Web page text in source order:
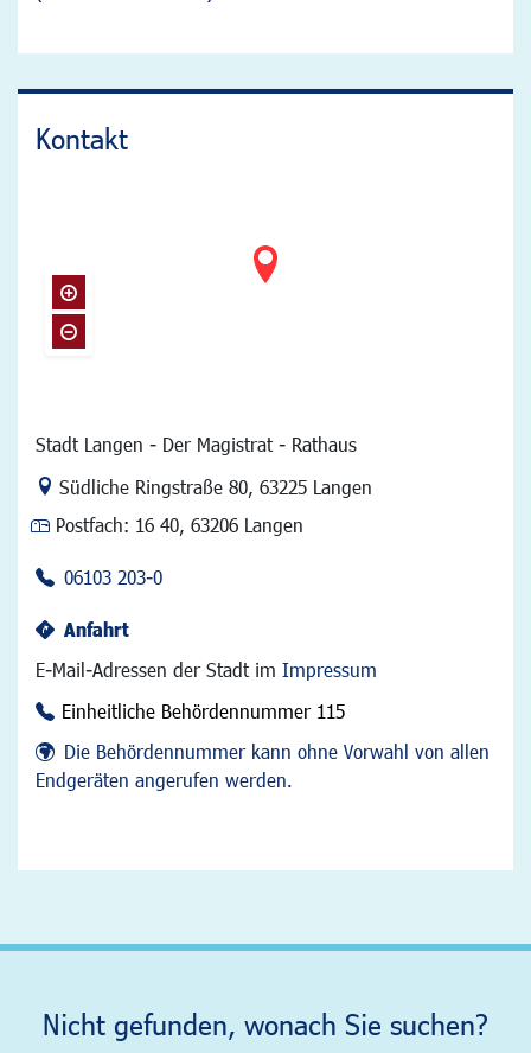
Kontakt
Stadt Langen - Der Magistrat - Rathaus
Link zur Google-Maps Navigation
Südliche Ringstraße 80, 63225 Langen
Postfach: 16 40, 63206 Langen
06103 203-0
Anfahrt
E-Mail-Adressen der Stadt im Impressum
Einheitliche Behördennummer 115
Die Behördennummer kann ohne Vorwahl von allen
Endgeräten angerufen werden.
Nicht gefunden, wonach Sie suchen?